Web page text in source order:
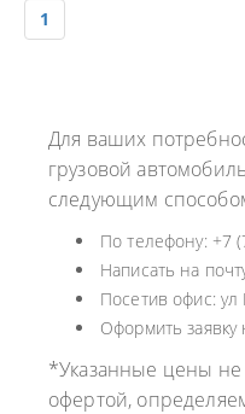
1
Для ваших
грузовой
следующим
По телефону: +7
Написать на
Посетив офис:
Оформить заявку
*Указанные цены
офертой,